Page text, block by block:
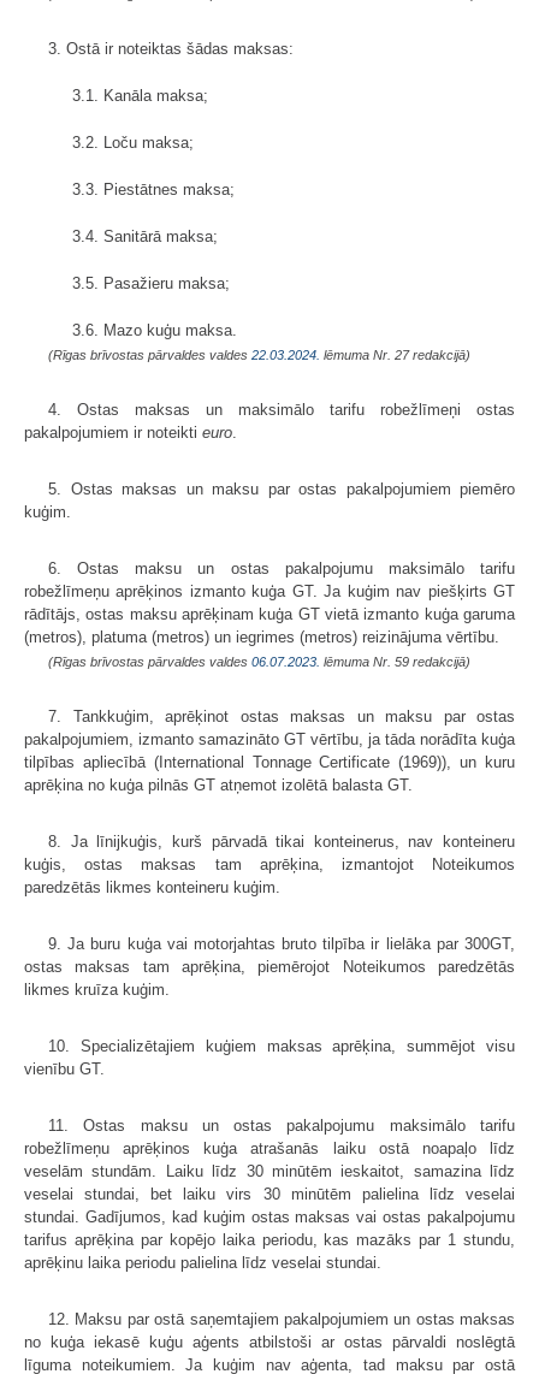
3. Ostā ir noteiktas šādas maksas:
3.1. Kanāla maksa;
3.2. Loču maksa;
3.3. Piestātnes maksa;
3.4. Sanitārā maksa;
3.5. Pasažieru maksa;
3.6. Mazo kuģu maksa.
(Rīgas brīvostas pārvaldes valdes 22.03.2024. lēmuma Nr. 27 redakcijā)
4. Ostas maksas un maksimālo tarifu robežlīmeņi ostas
pakalpojumiem ir noteikti euro.
5. Ostas maksas un maksu par ostas pakalpojumiem piemēro
kuģim.
6. Ostas maksu un ostas pakalpojumu maksimālo tarifu
robežlīmeņu aprēķinos izmanto kuģa GT. Ja kuģim nav piešķirts GT
rādītājs, ostas maksu aprēķinam kuģa GT vietā izmanto kuģa garuma
(metros), platuma (metros) un iegrimes (metros) reizinājuma vērtību.
(Rīgas brīvostas pārvaldes valdes 06.07.2023. lēmuma Nr. 59 redakcijā)
7. Tankkuģim, aprēķinot ostas maksas un maksu par ostas
pakalpojumiem, izmanto samazināto GT vērtību, ja tāda norādīta kuģa
tilpības apliecībā (International Tonnage Certificate (1969)), un kuru
aprēķina no kuģa pilnās GT atņemot izolētā balasta GT.
8. Ja līnijkuģis, kurš pārvadā tikai konteinerus, nav konteineru
kuģis, ostas maksas tam aprēķina, izmantojot Noteikumos
paredzētās likmes konteineru kuģim.
9. Ja buru kuģa vai motorjahtas bruto tilpība ir lielāka par 300GT,
ostas maksas tam aprēķina, piemērojot Noteikumos paredzētās
likmes kruīza kuģim.
10. Specializētajiem kuģiem maksas aprēķina, summējot visu
vienību GT.
11. Ostas maksu un ostas pakalpojumu maksimālo tarifu
robežlīmeņu aprēķinos kuģa atrašanās laiku ostā noapaļo līdz
veselām stundām. Laiku līdz 30 minūtēm ieskaitot, samazina līdz
veselai stundai, bet laiku virs 30 minūtēm palielina līdz veselai
stundai. Gadījumos, kad kuģim ostas maksas vai ostas pakalpojumu
tarifus aprēķina par kopējo laika periodu, kas mazāks par 1 stundu,
aprēķinu laika periodu palielina līdz veselai stundai.
12. Maksu par ostā saņemtajiem pakalpojumiem un ostas maksas
no kuģa iekasē kuģu aģents atbilstoši ar ostas pārvaldi noslēgtā
līguma noteikumiem. Ja kuģim nav aģenta, tad maksu par ostā